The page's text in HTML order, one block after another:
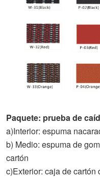
Paquete: prueba de
a)Interior: espuma
b) Medio: espuma de
cartón
c)Exterior: caja de cartón